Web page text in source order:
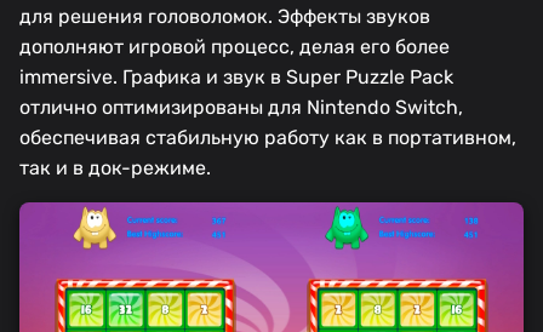
для решения головоломок. Эффекты звуков
дополняют игровой процесс, делая его более
immersive. Графика и звук в Super Puzzle Pack
отлично оптимизированы для Nintendo Switch,
обеспечивая стабильную работу как в портативном,
так и в док-режиме.